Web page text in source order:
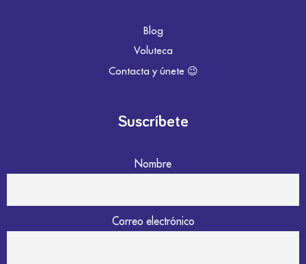
Blog
Voluteca
Contacta y únete 😉
Suscríbete
Nombre
Correo electrónico